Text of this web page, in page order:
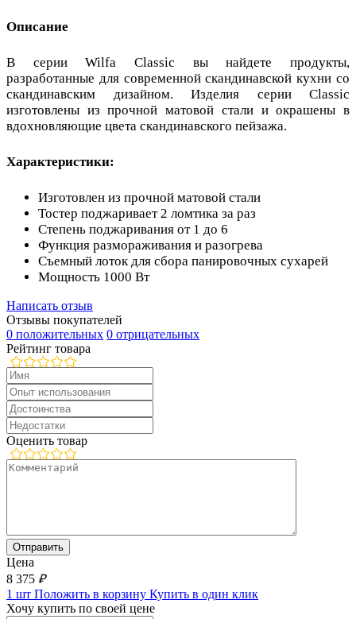
Описание
В серии Wilfa Classic вы найдете продукты,
разработанные для современной скандинавской кухни со
скандинавским дизайном. Изделия серии Classic
изготовлены из прочной матовой стали и окрашены в
вдохновляющие цвета скандинавского пейзажа.
Характеристики:
Изготовлен из прочной матовой стали
Тостер поджаривает 2 ломтика за раз
Степень поджаривания от 1 до 6
Функция размораживания и разогрева
Съемный лоток для сбора панировочных сухарей
Мощность 1000 Вт
Написать отзыв
Отзывы покупателей
0 положительных 0 отрицательных
Рейтинг товара
Оценить товар
Цена
8 375 ₽
1 шт Положить в корзину Купить в один клик
Хочу купить по своей цене